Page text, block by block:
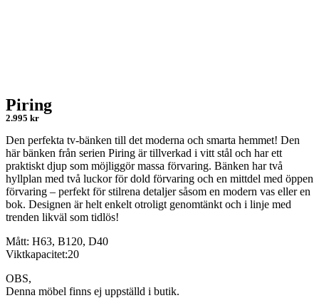
Piring
2.995 kr
Den perfekta tv-bänken till det moderna och smarta hemmet! Den
här bänken från serien Piring är tillverkad i vitt stål och har ett
praktiskt djup som möjliggör massa förvaring. Bänken har två
hyllplan med två luckor för dold förvaring och en mittdel med öppen
förvaring – perfekt för stilrena detaljer såsom en modern vas eller en
bok. Designen är helt enkelt otroligt genomtänkt och i linje med
trenden likväl som tidlös!
Mått: H63, B120, D40
Viktkapacitet:20
OBS,
Denna möbel finns ej uppställd i butik.